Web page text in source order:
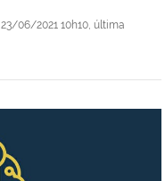
23/06/2021 10h10, última